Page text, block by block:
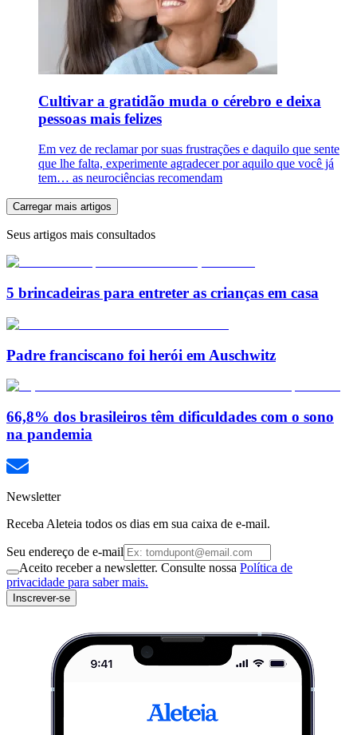
Cultivar a gratidão muda o cérebro e deixa
pessoas mais felizes
Em vez de reclamar por suas frustrações e daquilo que sente
que lhe falta, experimente agradecer por aquilo que você já
tem… as neurociências recomendam
Carregar mais artigos
Seus artigos mais consultados
5 brincadeiras para entreter as crianças em casa
Padre franciscano foi herói em Auschwitz
66,8% dos brasileiros têm dificuldades com o sono
na pandemia
Newsletter
Receba Aleteia todos os dias em sua caixa de e-mail.
Seu endereço de e-mail
Aceito receber a newsletter. Consulte nossa Política de
privacidade para saber mais.
Inscrever-se